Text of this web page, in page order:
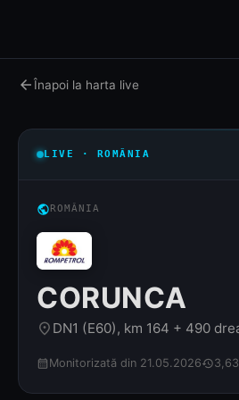
arrow_backÎnapoi la harta live
LIVE · ROMÂNIA
publicROMÂNIA
CORUNCA
place DN1 (E60), km 164 + 490
calendar_month Monitorizată din 21.05.2026history